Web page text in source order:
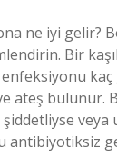
ne iyi gelir?
Bir
ateş